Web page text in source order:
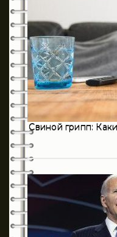
Психология
Ревматология
Стоматология
Терапия
Травматология
Флебология
Эндокринология
Хирургия
Свиной грипп: